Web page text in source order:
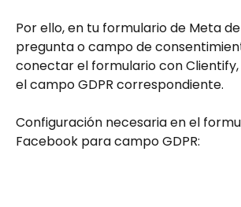
Por ello, en tu formulario de Meta
pregunta o campo de
conectar el formulario con
el campo GDPR correspondiente.
Configuración necesaria en el
Facebook para campo GDPR: